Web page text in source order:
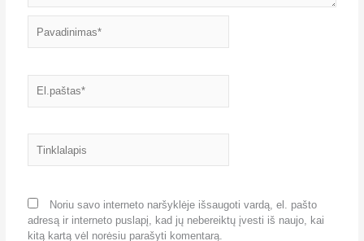
Noriu savo interneto naršyklėje išsaugoti vardą, el. pašto
adresą ir interneto puslapį, kad jų nebereiktų įvesti iš naujo, kai
kitą kartą vėl norėsiu parašyti komentarą.